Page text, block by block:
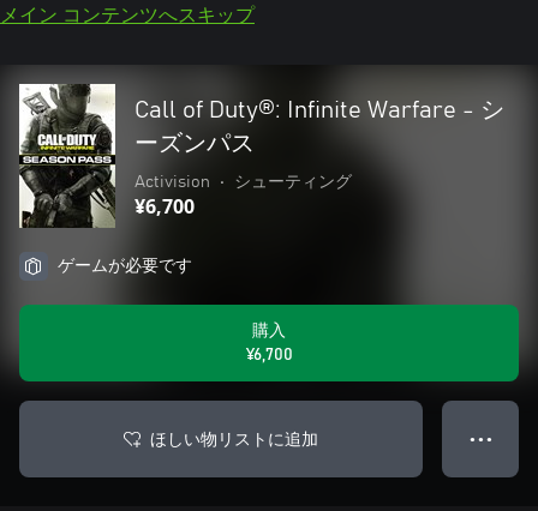
メイン コンテンツへスキップ
Call of Duty®: Infinite Warfare - シ
ーズンパス
Activision • シューティング
¥6,700
ゲームが必要です
購入
¥6,700
ほしい物リストに追加 ● ● ●